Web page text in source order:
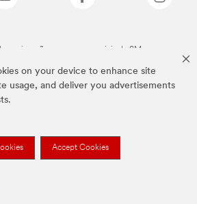
on your device to enhance site
usage, and deliver you advertisements
Accept Cookies
a cima são marcas comerciais da 3M.